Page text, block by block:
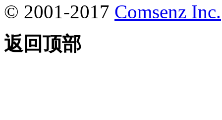
© 2001-2017 Comsenz Inc.
返回顶部